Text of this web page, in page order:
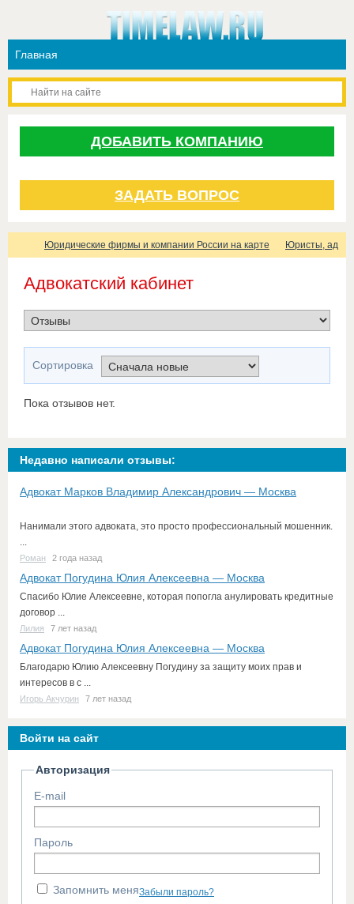
ДОБАВИТЬ КОМПАНИЮ
ЗАДАТЬ ВОПРОС
Юридические фирмы и компании России на карте Юристы,
Адвокатский кабинет
Сортировка
Пока отзывов нет.
Недавно написали отзывы:
Адвокат Марков Владимир Александрович — Москва
Нанимали этого адвоката, это просто профессиональный мошенник.
...
Роман 2 года назад
Адвокат Погудина Юлия Алексеевна — Москва
Спасибо Юлие Алексеевне, которая попогла анулировать кредитные
договор ...
Лилия 7 лет назад
Адвокат Погудина Юлия Алексеевна — Москва
Благодарю Юлию Алексеевну Погудину за защиту моих прав и
интересов в с ...
Игорь Акчурин 7 лет назад
Войти на сайт
Авторизация
E-mail
Пароль
Запомнить меняЗабыли пароль?